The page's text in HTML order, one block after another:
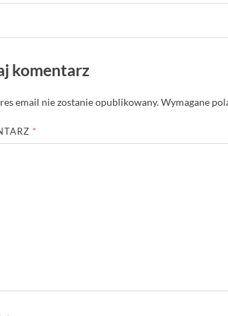
komentarz
email nie zostanie opublikowany.Wymagane
*